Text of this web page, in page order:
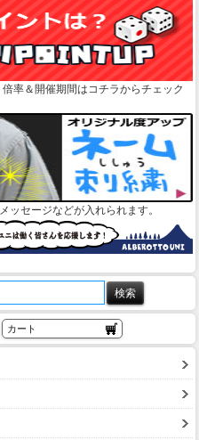
率＆開催期間はコチラからチェック
ッセージなどが入れられます。
カート